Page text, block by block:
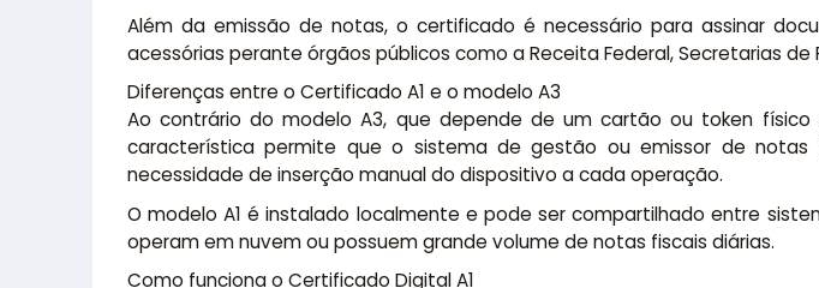
Além da emissão de notas, o certificado é necessário para assinar
acessórias perante órgãos públicos como a Receita Federal, Secretarias
Diferenças entre o Certificado A1 e o modelo A3
Ao contrário do modelo A3, que depende de um cartão ou token
característica permite que o sistema de gestão ou emissor de
necessidade de inserção manual do dispositivo a cada operação.
O modelo A1 é instalado localmente e pode ser compartilhado entre
operam em nuvem ou possuem grande volume de notas fiscais diárias.
Como funciona o Certificado Digital A1